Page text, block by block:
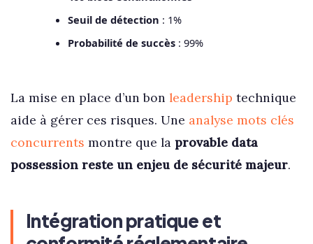
Seuil de détection : 1%
Probabilité de succès: 99%
La mise en place d’un bon leadership technique
aide à gérer ces risques. Une analyse mots clés
concurrents montre que la provable data
possession reste un enjeu de sécurité majeur.
Intégration pratique et